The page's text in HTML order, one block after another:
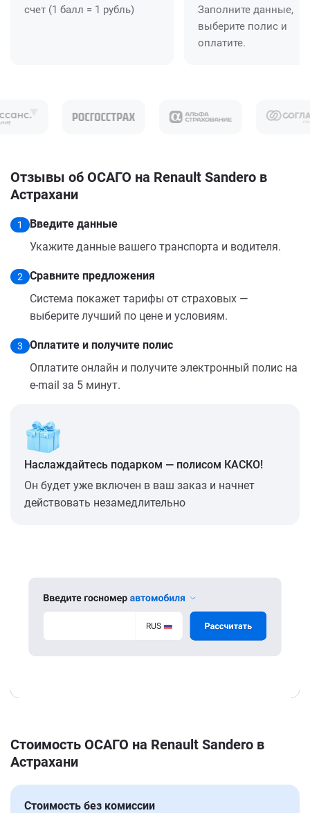
счет (1 балл = 1 рубль)
Заполните данные,
выберите полис и
оплатите.
Отзывы об ОСАГО на Renault Sandero в
Астрахани
1
Введите данные
Укажите данные вашего транспорта и водителя.
2
Сравните предложения
Система покажет тарифы от страховых —
выберите лучший по цене и условиям.
3
Оплатите и получите полис
Оплатите онлайн и получите электронный полис на
e-mail за 5 минут.
Наслаждайтесь подарком — полисом КАСКО!
Он будет уже включен в ваш заказ и начнет
действовать незамедлительно
Стоимость ОСАГО на Renault Sandero в
Астрахани
Стоимость без комиссии